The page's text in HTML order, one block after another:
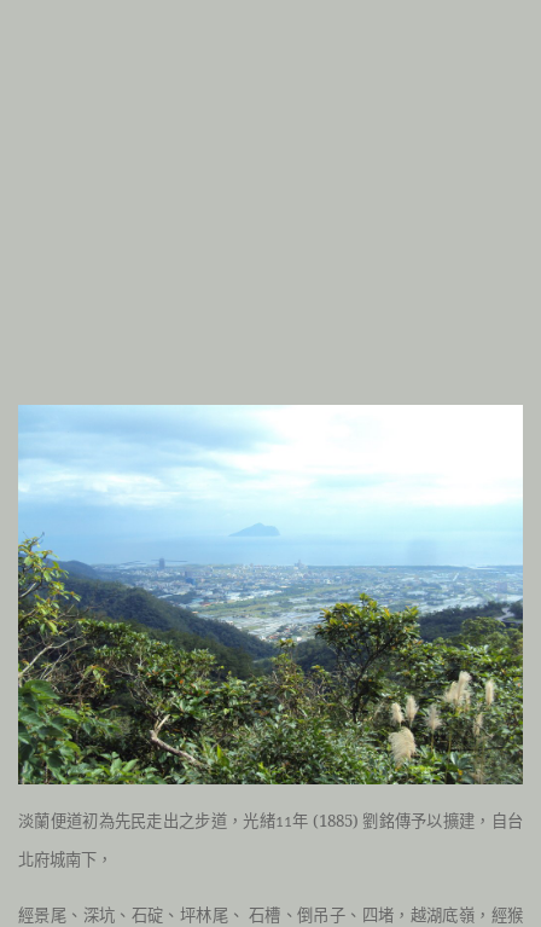
淡蘭便道初為先民走出之步道，光緒11年 (1885) 劉銘傳予以擴建，自台
北府城南下，
經景尾、深坑、石碇、坪林尾、 石槽、倒吊子、四堵，越湖底嶺，經猴